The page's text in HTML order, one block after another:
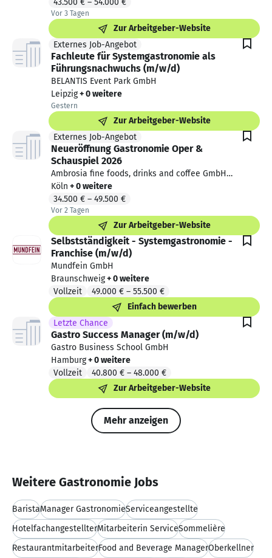
43.500 € – 54.000 €
Vor 3 Tagen
Vor 3 Tagen veröffentlicht
Zur Arbeitgeber-Website
Externes Job-Angebot
Externes Job-Angebot. Von einem Partner.
Fachleute für Systemgastronomie als
Führungsnachwuchs (m/w/d)
BELANTIS Event Park GmbH
Leipzig+ 0 weitere
Gestern
Gestern veröffentlicht
Zur Arbeitgeber-Website
Externes Job-Angebot
Externes Job-Angebot. Von einem Partner.
Neueröffnung Gastronomie Oper &
Schauspiel 2026
Ambrosia fine foods, drinks and coffee GmbH
& Co. KG
Köln + 0 weitere
34.500 € – 49.500 €
Vor 2 Tagen
Vor 2 Tagen veröffentlicht
Zur Arbeitgeber-Website
Selbstständigkeit - Systemgastronomie -
Franchise (m/w/d)
Mundfein GmbH
Braunschweig+ 0 weitere
Vollzeit
49.000 € – 55.500 €
Einfach bewerben
Letzte Chance
Gastro Success Manager (m/w/d)
Gastro Business School GmbH
Hamburg+ 0 weitere
Vollzeit
40.800 € – 48.000 €
Zur Arbeitgeber-Website
Mehr anzeigen
Weitere Gastronomie Jobs
BaristaManager GastronomieServiceangestellte
HotelfachangestellterMitarbeiterin ServiceSommelière
RestaurantmitarbeiterFood and Beverage ManagerOberkellner